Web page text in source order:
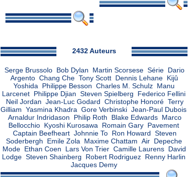
2432 Auteurs
Serge Brussolo Bob Dylan Martin Scorsese Série
Dario
Argento Chang Che Tony Scott Dennis Lehane
Kijû
Yoshida
Philippe Besson Charles M. Schulz
Manu
Larcenet
Philippe Djian Steven Spielberg
Federico Fellini
Neil Jordan Jean-Luc Godard Christophe Honoré Terry
Gilliam Yasmina Khadra Gore Verbinski Jean-Paul Dubois
Arnaldur Indridason
Philip Roth Blake Edwards
Marco
Bellocchio
Kyoshi Kurosawa Romain Gary
Pavement
Captain Beefheart Johnnie To Ron Howard
Steven
Soderbergh
Emile Zola Maxime Chattam Air
Depeche
Mode
Ethan Coen Lars Von Trier Camille Laurens
David
Lodge Steven Shainberg Robert Rodriguez
Renny Harlin
Jacques Demy